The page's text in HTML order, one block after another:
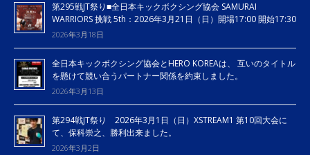
第295戦JT祭り■全日本キックボクシング協会 SAMURAI
WARRIORS 挑戦 5th：2026年3月21日（日）開場17:00 開始17:30
2026年3月18日
全日本キックボクシング協会とHERO KOREAは、 互いのタイトル
を懸けて競い合うパートナー関係を約束しました。
2026年3月13日
第294戦JT祭り 2026年3月1日（日）XSTREAM1 第10回大会に
て、保科崇之、勝利出来ました。
2026年3月2日